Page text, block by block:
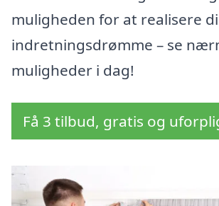
muligheden for at realisere
indretningsdrømme – se
muligheder i dag!
Få 3 tilbud, gratis og